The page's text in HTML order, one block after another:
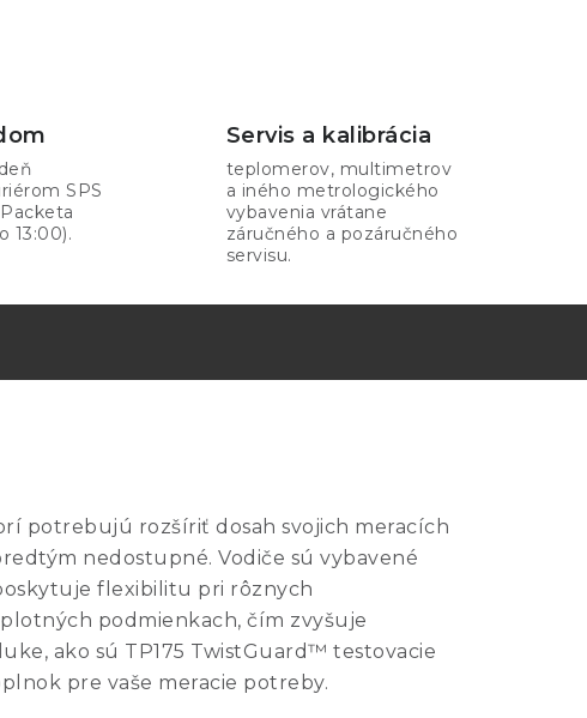
SPS
13:00).
Servis a kalibrácia
teplomerov, multimetrov
a iného metrologického
vybavenia vrátane
záručného a pozáručného
servisu.
potrebujú rozšíriť dosah svojich meracích
nedostupné. Vodiče sú vybavené
flexibilitu pri rôznych
podmienkach, čím zvyšuje
ako sú TP175 TwistGuard™ testovacie
pre vaše meracie potreby.